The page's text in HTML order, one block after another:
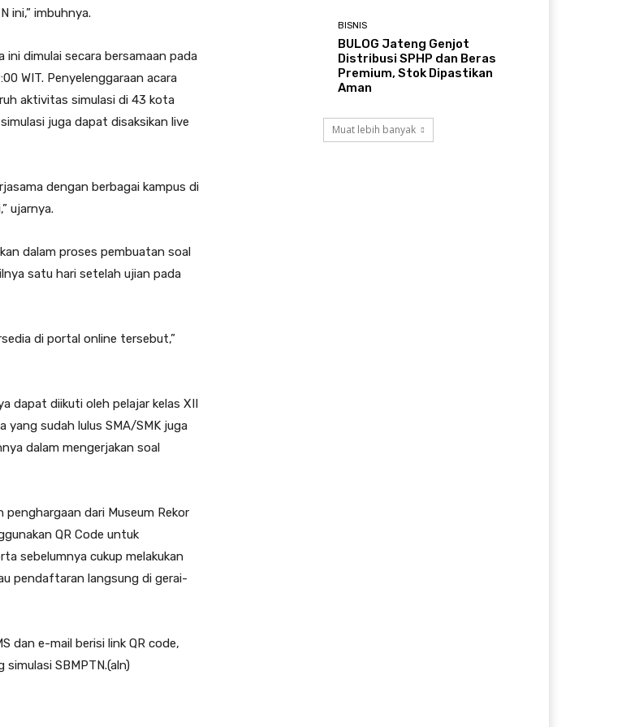
ini,” imbuhnya.
ini dimulai secara bersamaan pada
WIT. Penyelenggaraan acara
aktivitas simulasi di 43 kota
juga dapat disaksikan live
dengan berbagai kampus di
ujarnya.
dalam proses pembuatan soal
satu hari setelah ujian pada
di portal online tersebut,”
dapat diikuti oleh pelajar kelas XII
yang sudah lulus SMA/SMK juga
dalam mengerjakan soal
dari Museum Rekor
QR Code untuk
sebelumnya cukup melakukan
pendaftaran langsung di gerai-
dan e-mail berisi link QR code,
SBMPTN.(aln)
BISNIS
BULOG Jateng Genjot
Distribusi SPHP dan Beras
Premium, Stok Dipastikan
Aman
Muat lebih banyak